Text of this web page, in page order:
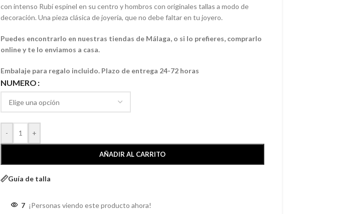
con intenso Rubí espinel en su centro y hombros con originales tallas a modo de
decoración. Una pieza clásica de joyería, que no debe faltar en tu joyero.
Puedes encontrarlo en nuestras tiendas de Málaga, o si lo prefieres, comprarlo
online y te lo enviamos a casa.
Embalaje para regalo incluido. Plazo de entrega 24-72 horas
NUMERO
- +
AÑADIR AL CARRITO
Guía de talla
7 ¡Personas viendo este producto ahora!